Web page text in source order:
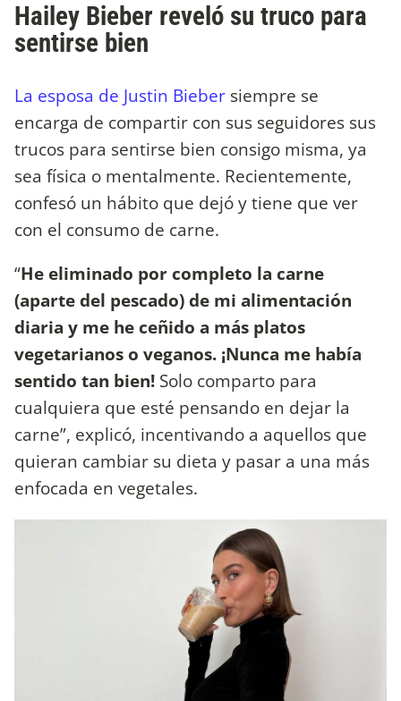
Hailey Bieber reveló su truco para
sentirse bien
La esposa de Justin Bieber siempre se
encarga de compartir con sus seguidores sus
trucos para sentirse bien consigo misma, ya
sea física o mentalmente. Recientemente,
confesó un hábito que dejó y tiene que ver
con el consumo de carne.
“He eliminado por completo la carne
(aparte del pescado) de mi alimentación
diaria y me he ceñido a más platos
vegetarianos o veganos. ¡Nunca me había
sentido tan bien! Solo comparto para
cualquiera que esté pensando en dejar la
carne”, explicó, incentivando a aquellos que
quieran cambiar su dieta y pasar a una más
enfocada en vegetales.